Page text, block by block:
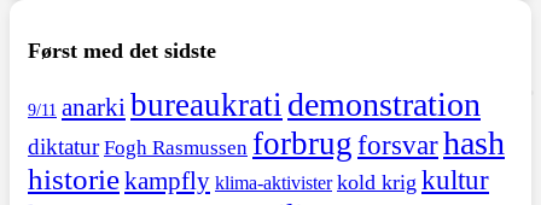
Først med det sidste
9/11 anarki bureaukrati demonstration
diktatur Fogh Rasmussen forbrugforsvarhash
historiekampfly klima-aktivister kold krig kultur